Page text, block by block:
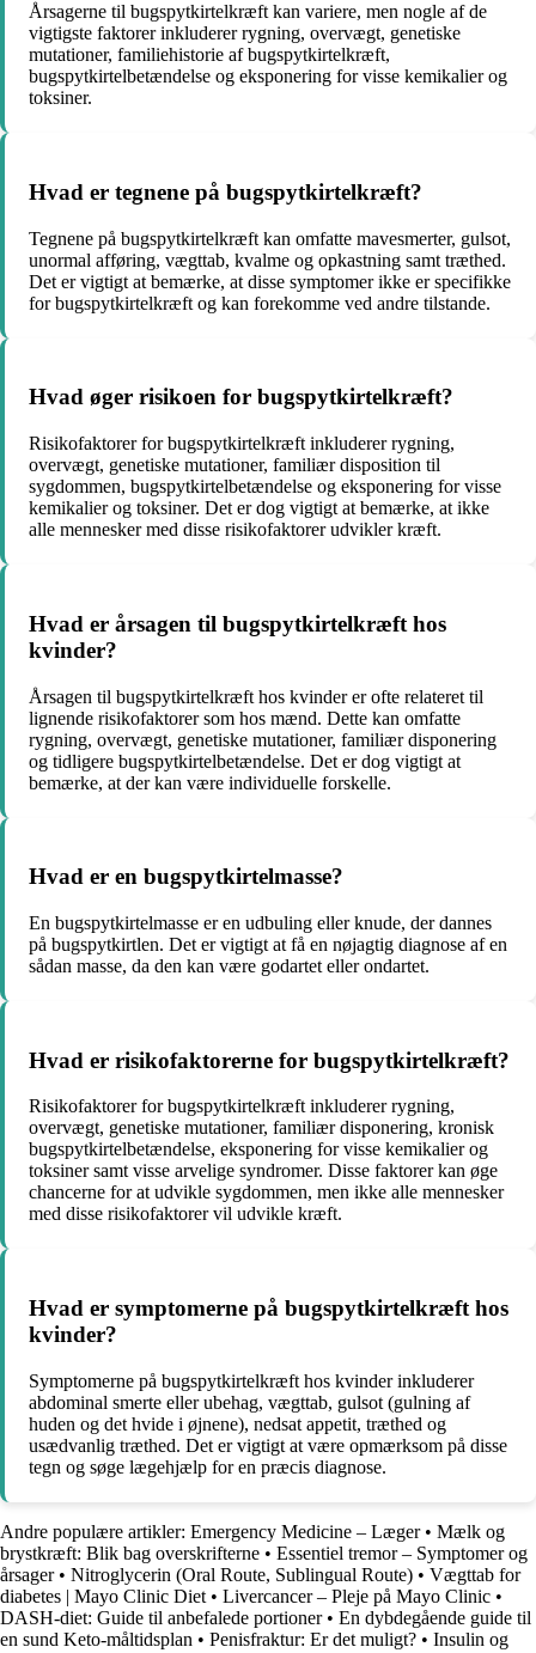
Årsagerne til bugspytkirtelkræft kan variere, men nogle af de
vigtigste faktorer inkluderer rygning, overvægt, genetiske
mutationer, familiehistorie af bugspytkirtelkræft,
bugspytkirtelbetændelse og eksponering for visse kemikalier og
toksiner.
Hvad er tegnene på bugspytkirtelkræft?
Tegnene på bugspytkirtelkræft kan omfatte mavesmerter, gulsot,
unormal afføring, vægttab, kvalme og opkastning samt træthed.
Det er vigtigt at bemærke, at disse symptomer ikke er specifikke
for bugspytkirtelkræft og kan forekomme ved andre tilstande.
Hvad øger risikoen for bugspytkirtelkræft?
Risikofaktorer for bugspytkirtelkræft inkluderer rygning,
overvægt, genetiske mutationer, familiær disposition til
sygdommen, bugspytkirtelbetændelse og eksponering for visse
kemikalier og toksiner. Det er dog vigtigt at bemærke, at ikke
alle mennesker med disse risikofaktorer udvikler kræft.
Hvad er årsagen til bugspytkirtelkræft hos
kvinder?
Årsagen til bugspytkirtelkræft hos kvinder er ofte relateret til
lignende risikofaktorer som hos mænd. Dette kan omfatte
rygning, overvægt, genetiske mutationer, familiær disponering
og tidligere bugspytkirtelbetændelse. Det er dog vigtigt at
bemærke, at der kan være individuelle forskelle.
Hvad er en bugspytkirtelmasse?
En bugspytkirtelmasse er en udbuling eller knude, der dannes
på bugspytkirtlen. Det er vigtigt at få en nøjagtig diagnose af en
sådan masse, da den kan være godartet eller ondartet.
Hvad er risikofaktorerne for bugspytkirtelkræft?
Risikofaktorer for bugspytkirtelkræft inkluderer rygning,
overvægt, genetiske mutationer, familiær disponering, kronisk
bugspytkirtelbetændelse, eksponering for visse kemikalier og
toksiner samt visse arvelige syndromer. Disse faktorer kan øge
chancerne for at udvikle sygdommen, men ikke alle mennesker
med disse risikofaktorer vil udvikle kræft.
Hvad er symptomerne på bugspytkirtelkræft hos
kvinder?
Symptomerne på bugspytkirtelkræft hos kvinder inkluderer
abdominal smerte eller ubehag, vægttab, gulsot (gulning af
huden og det hvide i øjnene), nedsat appetit, træthed og
usædvanlig træthed. Det er vigtigt at være opmærksom på disse
tegn og søge lægehjælp for en præcis diagnose.
Andre populære artikler: Emergency Medicine – Læger • Mælk og
brystkræft: Blik bag overskrifterne • Essentiel tremor – Symptomer og
årsager• Nitroglycerin (Oral Route, Sublingual Route) • Vægttab for
diabetes | Mayo Clinic Diet • Livercancer – Pleje på Mayo Clinic •
DASH-diet: Guide til anbefalede portioner• En dybdegående guide til
en sund Keto-måltidsplan • Penisfraktur: Er det muligt? • Insulin og